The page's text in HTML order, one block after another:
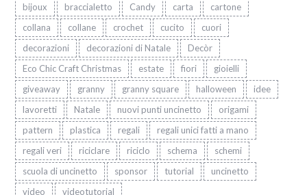
bijoux
braccialetto Candy carta
cartone
collana
collane crochet cucito
cuori
decorazioni
decorazioni di Natale
Decòr
Eco Chic Craft Christmas
estate fiori
gioielli
giveaway
granny granny square halloween
idee
lavoretti
Natale nuovi punti uncinetto
origami
pattern
plastica regali
regali unici fatti a mano
regali veri
riciclare riciclo schema
schemi
scuola di uncinetto
sponsor tutorial
uncinetto
video
videotutorial